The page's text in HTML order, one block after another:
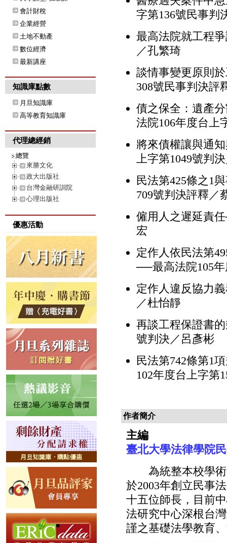
會計財稅
企業經營
土地不動產
數位經濟
最新講座
知識庫點數
月旦知識庫
高等教育知識庫
代理總經銷
總覽
來勝文化
政大出版社
台灣金融研訓院
心理出版社
優惠活動
字第136號民事判
最高法院就工程
／孔繁琦
談情事變更原則
308號民事判決評
債之保全：遺產
法院106年度台上
將來債權讓與通
上字第1049號判
民法第425條之1
709號判決評釋／
僱用人之遲延責
宏
定作人依民法第
──最高法院105
定作人違反協力
／杜怡靜
再談工程保證書
號判決／呂彥彬
民法第742條第1
102年度台上字第
作者簡介
主編
臺北大學法律學院
為統整本校學術
於2003年創立民事
十五位師長，目前
法研究中心深根台
謹之基礎法學教育